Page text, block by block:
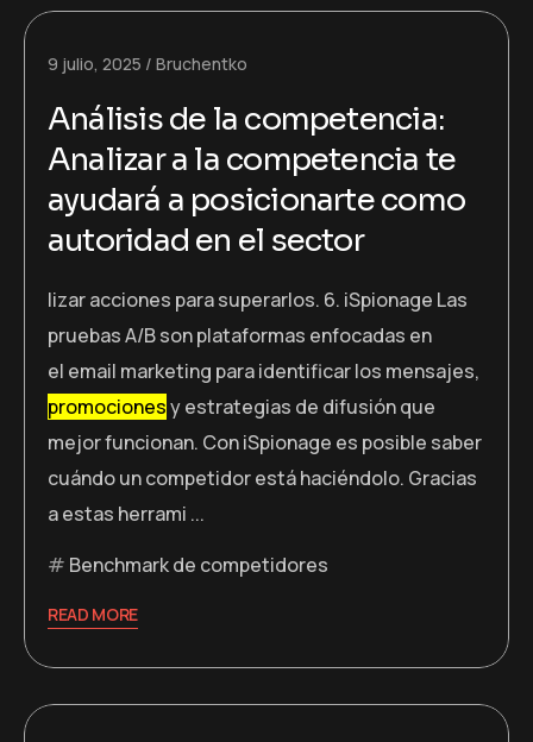
9 julio, 2025 Bruchentko
Análisis de la competencia:
Analizar a la competencia te
ayudará a posicionarte como
autoridad en el sector
lizar acciones para superarlos. 6. iSpionage Las
pruebas A/B son plataformas enfocadas en
el email marketing para identificar los mensajes,
promocionesy estrategias de difusión que
mejor funcionan. Con iSpionage es posible saber
cuándo un competidor está haciéndolo. Gracias
a estas herrami ...
Benchmark de competidores
READ MORE